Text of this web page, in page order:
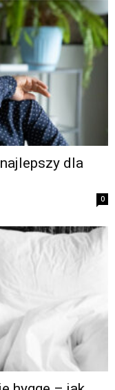
dla
0